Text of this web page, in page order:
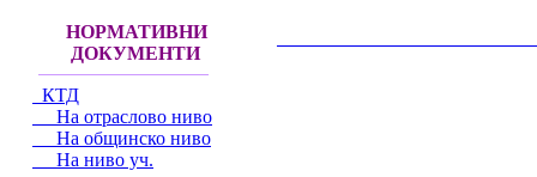
НОРМАТИВНИ
ДОКУМЕНТИ
КТД
На отраслово ниво
На общинско ниво
На ниво уч.